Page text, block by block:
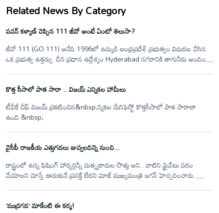
Related News By Category
పవన్ కళ్యాణ్ చెప్పిన 111 జీవో అంటే ఏంటో తెలుసా?
జీవో 111 (GO 111) అనేది 1996లో ఉమ్మడి ఆంధ్రప్రదేశ్ ప్రభుత్వం విడుదల చేసిన
ఒక ప్రభుత్వ ఉత్తర్వు. దీని ప్రధాన ఉద్దేశ్యం Hyderabad నగరానికి తాగునీరు అందించే
కొత్త సీసాలో పాత సారా .. విజయ్ ఎన్నికల హామీలు
టీవీకే చీఫ్‌ విజయ్‌ ప్రకటించిన&nbsp;న్నికల మేనిఫెస్టో కొత్తసీసాలో పాత సారాలా
ఉంది.&nbsp;
వైసీపీ రాజకీయ ఎత్తుగడలు జువ్వలదిన్నె నుంచి...
రాష్ట్రంలో ఉన్న ఫిషింగ్ హార్బర్లన్నీ మత్స్యకారుల సొత్తు అని.. వాటిని ప్రైవేటు పరం
చేయాలని చూస్తే ఊరుకునే ప్రసక్తే లేదని మాజీ ముఖ్యమంత్రి జగన్ హెచ్చరించారు..
చేయబోతున్న ప్రైవేట్ డిఫెన్స్ కంపెనీని తరలిస్తామని జువ్వల దీన్నే లో ఆయన
‘ముద్రగడ’ మాకేంటి ఈ కర్మ!